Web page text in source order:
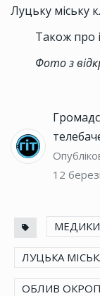
Луцьку міську
Також про
Фото з
12
МЕДИКИ
ЛУЦЬКА
ОБЛИВ